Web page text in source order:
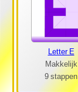
Makkelijk
9 stappen